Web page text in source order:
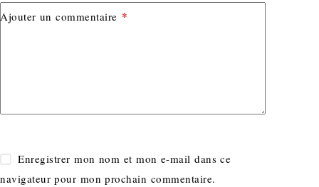
Ajouter un commentaire *
Enregistrer mon nom et mon e-mail dans ce
navigateur pour mon prochain commentaire.